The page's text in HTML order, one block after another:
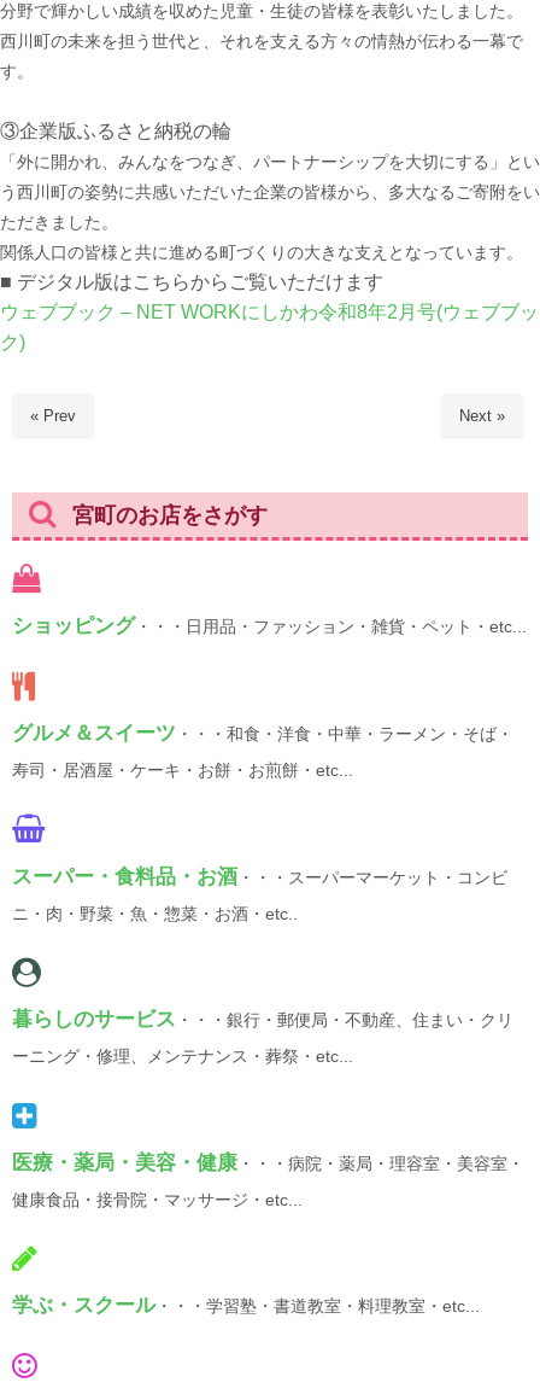
分野で輝かしい成績を収めた児童・生徒の皆様を表彰いたしました。
西川町の未来を担う世代と、それを支える方々の情熱が伝わる一幕で
す。
③企業版ふるさと納税の輪
「外に開かれ、みんなをつなぎ、パートナーシップを大切にする」とい
う西川町の姿勢に共感いただいた企業の皆様から、多大なるご寄附をい
ただきました。
関係人口の皆様と共に進める町づくりの大きな支えとなっています。
■ デジタル版はこちらからご覧いただけます
ウェブブック – NET WORKにしかわ令和8年2月号(ウェブブッ
ク)
« Prev Next »
宮町のお店をさがす
ショッピング ・・・日用品・ファッション・雑貨・ペット・etc...
グルメ＆スイーツ ・・・和食・洋食・中華・ラーメン・そば・
寿司・居酒屋・ケーキ・お餅・お煎餅・etc...
スーパー・食料品・お酒 ・・・スーパーマーケット・コンビ
ニ・肉・野菜・魚・惣菜・お酒・etc..
暮らしのサービス ・・・銀行・郵便局・不動産、住まい・クリ
ーニング・修理、メンテナンス・葬祭・etc...
医療・薬局・美容・健康 ・・・病院・薬局・理容室・美容室・
健康食品・接骨院・マッサージ・etc...
学ぶ・スクール・・・学習塾・書道教室・料理教室・etc...